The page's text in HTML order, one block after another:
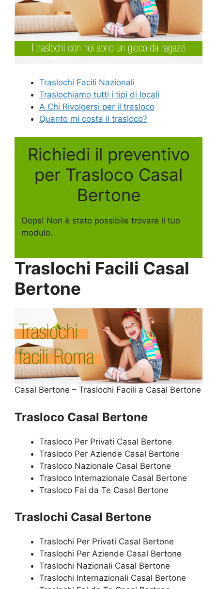
Traslochi Facili Nazionali
Traslochiamo tutti i tipi di locali
A Chi Rivolgersi per il trasloco
Quanto mi costa il trasloco?
Richiedi il preventivo
per Trasloco Casal
Bertone
Oops! Non è stato possibile trovare il tuo
modulo.
Traslochi Facili Casal
Bertone
Casal Bertone – Traslochi Facili a Casal Bertone
Trasloco Casal Bertone
Trasloco Per Privati Casal Bertone
Trasloco Per Aziende Casal Bertone
Trasloco Nazionale Casal Bertone
Trasloco Internazionale Casal Bertone
Trasloco Fai da Te Casal Bertone
Traslochi Casal Bertone
Traslochi Per Privati Casal Bertone
Traslochi Per Aziende Casal Bertone
Traslochi Nazionali Casal Bertone
Traslochi Internazionali Casal Bertone